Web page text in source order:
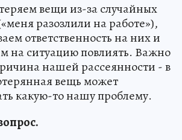
вещи из-за случайных
разозлили на работе»),
ответственность на них и
на ситуацию повлиять. Важно
нашей рассеянности - в
вещь может
какую-то нашу проблему.